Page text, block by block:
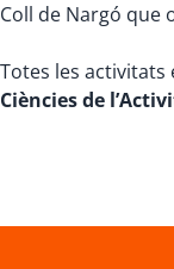
Coll de Nargó que
Totes les
Ciències de